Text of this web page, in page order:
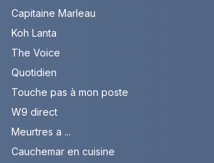
Capitaine Marleau
Koh Lanta
The Voice
Quotidien
Touche pas à mon poste
W9 direct
Meurtres a ...
Cauchemar en cuisine